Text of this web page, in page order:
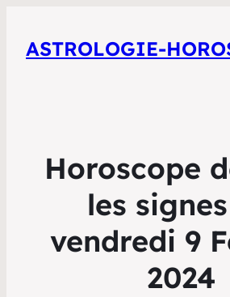
ASTROLOGIE-
Horoscope
les
vendredi 9
2024